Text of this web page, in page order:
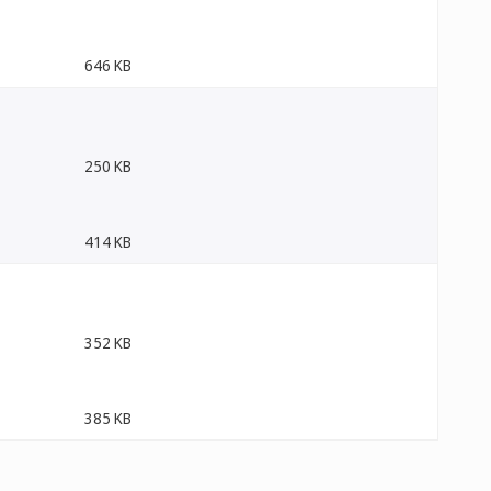
646 KB
250 KB
414 KB
352 KB
385 KB